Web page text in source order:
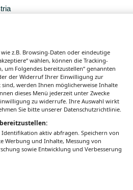
z.B. Browsing-Daten oder eindeutige
wählen, können die Tracking-
Folgendes bereitzustellen“ genannten
der Widerruf Ihrer Einwilligung zur
werden Ihnen möglicherweise Inhalte
dieses Menü jederzeit unter Zwecke
zu widerrufe. Ihre Auswahl wirkt
Sie bitte unserer Datenschutzrichtlinie.
aktiv abfragen. Speichern von
Werbung und Inhalte, Messung von
sowie Entwicklung und Verbesserung